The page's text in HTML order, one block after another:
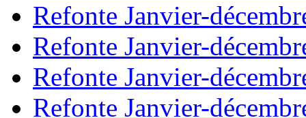
Refonte Janvier-
Refonte Janvier-
Refonte Janvier-
Refonte Janvier-